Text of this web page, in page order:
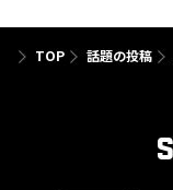
TOP 話題の投稿